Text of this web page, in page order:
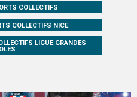
COLLECTIFS
COLLECTIFS NICE
LIGUE GRANDES